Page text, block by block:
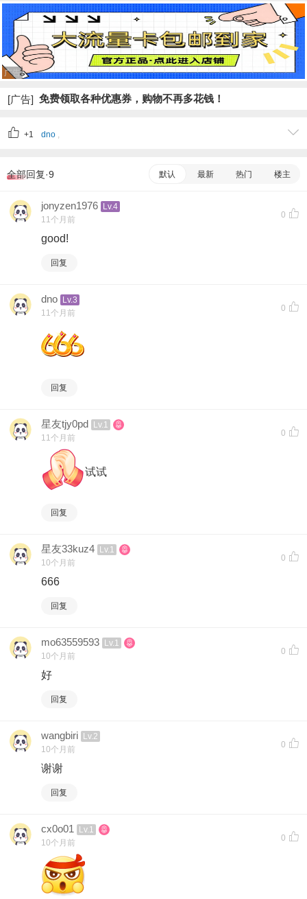
广告
[广告] 免费领取各种优惠券，购物不再多花钱！
+1 dno ,
全部回复·9 默认 最新 热门 楼主
0
jonyzen1976
Lv.4
11个月前
good!
回复
0
dno
Lv.3
11个月前
回复
0
星友tjy0pd
Lv.1
11个月前
试试
回复
0
星友33kuz4
Lv.1
10个月前
666
回复
0
mo63559593
Lv.1
10个月前
好
回复
0
wangbiri
Lv.2
10个月前
谢谢
回复
0
cx0o01
Lv.1
10个月前